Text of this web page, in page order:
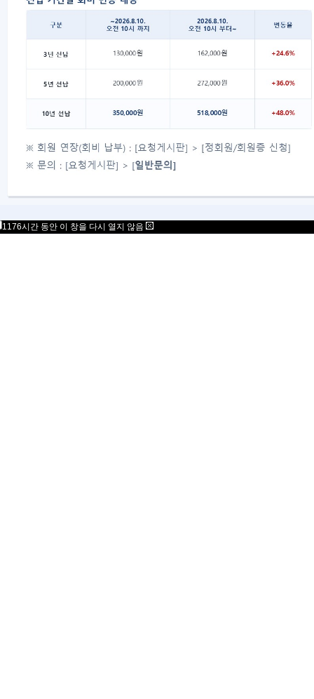
대표자 : 송필재
사업자번호 : 617-82-77792
서울특별시 강남구 봉은사로 125 스파
1176시간 동안 이 창을 다시 열지 않음